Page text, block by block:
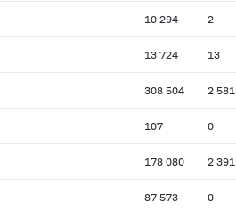
10 294 2
13 724 13
308 504 2 581
107 0
178 080 2 391
87 573 0